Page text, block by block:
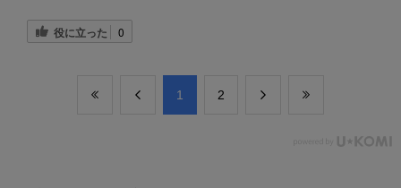
役に立った 0
​1 ​2